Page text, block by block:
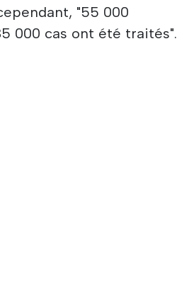
"55 000
000 cas ont été traités".